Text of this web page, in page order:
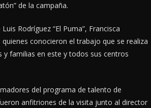
de la campaña.
Rodríguez “El Puma”, Francisca
quienes conocieron el trabajo que se realiza
y familias en este y todos sus centros
del programa de talento de
anfitriones de la visita junto al director